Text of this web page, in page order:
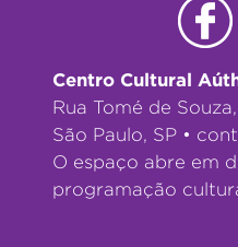
Centro Cultural
Rua Tomé de
São Paulo, SP •
O espaço abre em
programação